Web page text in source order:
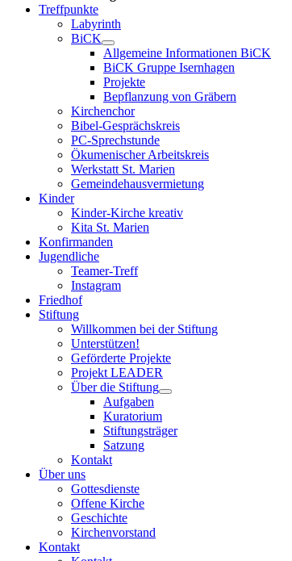
Treffpunkte
Labyrinth
BiCK
Allgemeine Informationen BiCK
BiCK Gruppe Isernhagen
Projekte
Bepflanzung von Gräbern
Kirchenchor
Bibel-Gesprächskreis
PC-Sprechstunde
Ökumenischer Arbeitskreis
Werkstatt St. Marien
Gemeindehausvermietung
Kinder
Kinder-Kirche kreativ
Kita St. Marien
Konfirmanden
Jugendliche
Teamer-Treff
Instagram
Friedhof
Stiftung
Willkommen bei der Stiftung
Unterstützen!
Geförderte Projekte
Projekt LEADER
Über die Stiftung
Aufgaben
Kuratorium
Stiftungsträger
Satzung
Kontakt
Über uns
Gottesdienste
Offene Kirche
Geschichte
Kirchenvorstand
Kontakt